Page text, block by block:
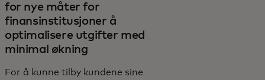
for nye måter for
finansinstitusjoner å
optimalisere utgifter med
minimal økning
For å kunne tilby kundene sine